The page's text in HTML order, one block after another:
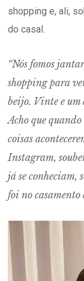
shopping e, ali,
do casal.
“Nós fomos
shopping para
beijo. Vinte e um
Acho que
coisas
Instagram,
já se conheciam,
foi no casamento